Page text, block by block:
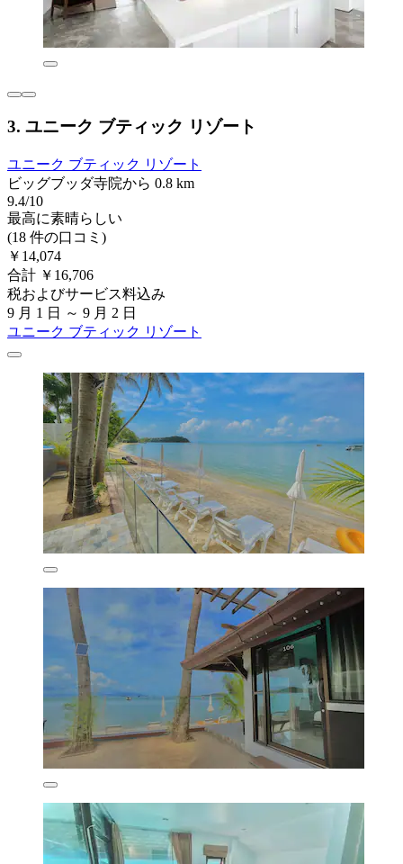
3. ユニーク ブティック リゾート
ユニーク ブティック リゾート
ビッグブッダ寺院から 0.8 km
9.4/10
最高に素晴らしい
(18 件の口コミ)
￥14,074
合計 ￥16,706
税およびサービス料込み
9 月 1 日 ～ 9 月 2 日
ユニーク ブティック リゾート